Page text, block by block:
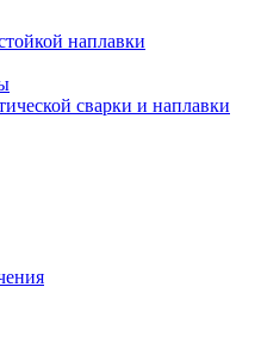
наплавки
сварки и наплавки